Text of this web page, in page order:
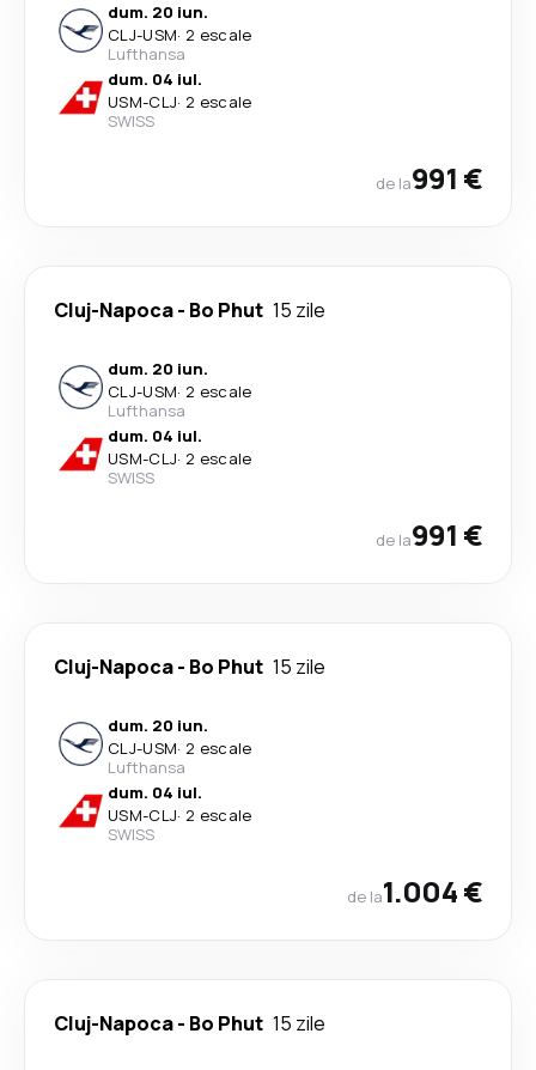
dum. 20 iun.
CLJ-USM· 2 escale
Lufthansa
dum. 04 iul.
USM-CLJ· 2 escale
SWISS
de la991 €
Cluj-Napoca- Bo Phut 15 zile
dum. 20 iun.
CLJ-USM· 2 escale
Lufthansa
dum. 04 iul.
USM-CLJ· 2 escale
SWISS
de la991 €
Cluj-Napoca- Bo Phut 15 zile
dum. 20 iun.
CLJ-USM· 2 escale
Lufthansa
dum. 04 iul.
USM-CLJ· 2 escale
SWISS
de la1.004 €
Cluj-Napoca- Bo Phut 15 zile